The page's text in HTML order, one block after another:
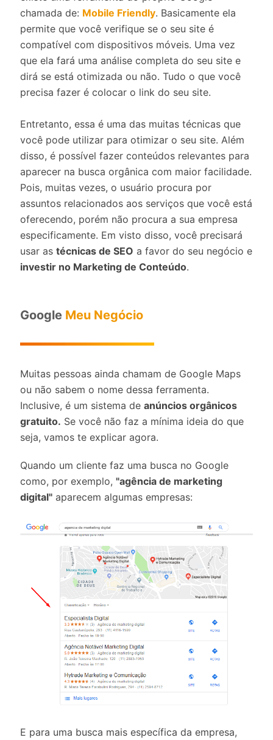
chamada de: Mobile Friendly. Basicamente ela
permite que você verifique se o seu site é
compatível com dispositivos móveis. Uma vez
que ela fará uma análise completa do seu site e
dirá se está otimizada ou não. Tudo o que você
precisa fazer é colocar o link do seu site.
Entretanto, essa é uma das muitas técnicas que
você pode utilizar para otimizar o seu site. Além
disso, é possível fazer conteúdos relevantes para
aparecer na busca orgânica com maior facilidade.
Pois, muitas vezes, o usuário procura por
assuntos relacionados aos serviços que você está
oferecendo, porém não procura a sua empresa
especificamente. Em visto disso, você precisará
usar as técnicas de SEO a favor do seu negócio e
investir no Marketing de Conteúdo.
Google Meu Negócio
Muitas pessoas ainda chamam de Google Maps
ou não sabem o nome dessa ferramenta.
Inclusive, é um sistema de anúncios orgânicos
gratuito. Se você não faz a mínima ideia do que
seja, vamos te explicar agora.
Quando um cliente faz uma busca no Google
como, por exemplo, "agência de marketing
digital" aparecem algumas empresas:
E para uma busca mais específica da empresa,